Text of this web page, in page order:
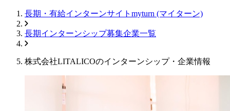
長期・有給インターンサイトmyturn (マイターン)
長期インターンシップ募集企業一覧
株式会社LITALICOのインターンシップ・企業情報